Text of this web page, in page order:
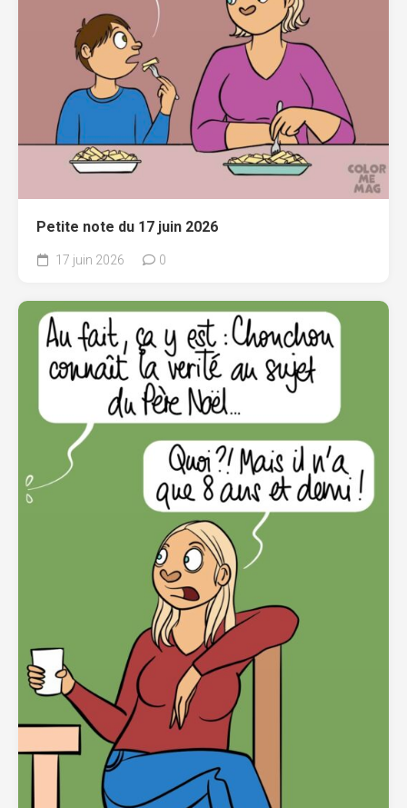
Petite note du 17 juin 2026
17 juin 2026 0